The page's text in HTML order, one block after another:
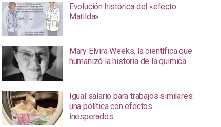
Evolución histórica del «efecto
Matilda»
Mary Elvira Weeks, la científica que
humanizó la historia de la química
Igual salario para trabajos similares:
una política con efectos
inesperados